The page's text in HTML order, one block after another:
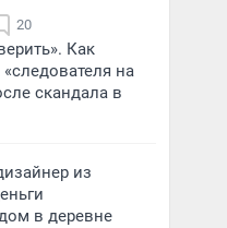
20
Как
на
скандала в
из
в деревне